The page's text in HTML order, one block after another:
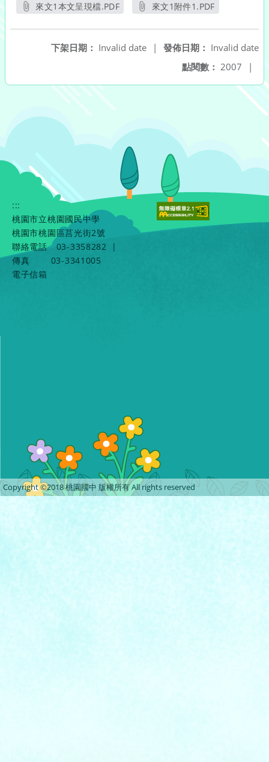
來文1本文呈現檔.PDF
來文1附件1.PDF
發佈日期： Invalid date
下架日期： Invalid date
|
點閱數： 2007 |
:::
桃園市立桃園國民中學
桃園市桃園區莒光街2號
聯絡電話
03-3358282
|
傳真
03-3341005
電子信箱
Copyright ©2018 桃園國中 版權所有 All rights reserved